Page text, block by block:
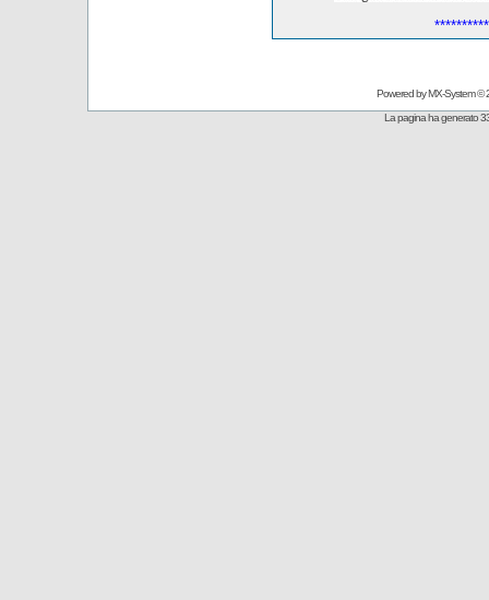
Powered byMX-System©
La pagina ha generato